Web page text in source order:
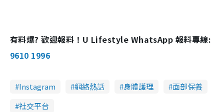
有料爆? 歡迎報料！U Lifestyle WhatsApp 報料專線:
9610 1996
Instagram 網絡熱話 身體護理
面部保養
社交平台